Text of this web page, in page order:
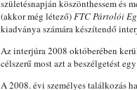
születésnapján köszönthessem és
(akkor még létező)FTC Pártolói
kiadványa számára készítendő
Az interjúra 2008 októberében
célszerű most azt a beszélgetést
A 2008. évi személyes találkozás